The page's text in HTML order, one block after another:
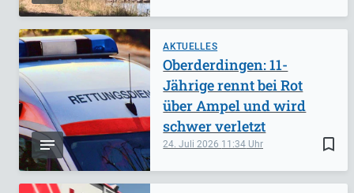
AKTUELLES
bookmark_border
24. Juli 2026 11:34
Oberderdingen: 11-
Jährige rennt bei Rot
über Ampel und wird
schwer verletzt